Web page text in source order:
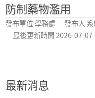
防制藥物濫用
發布單位 學務處 發布人 系
最後更新時間 2026-07-07
最新消息